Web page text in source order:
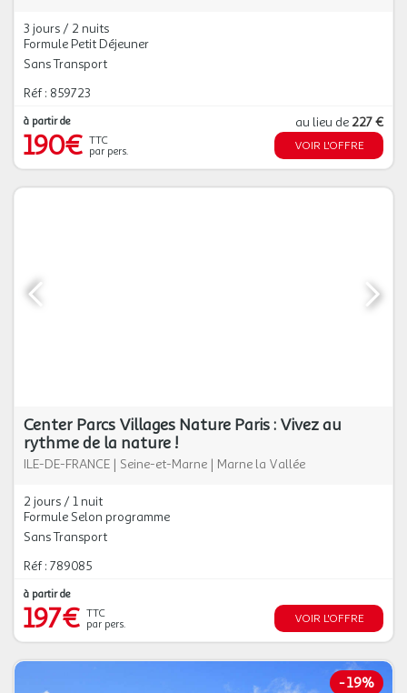
3 jours / 2 nuits
Formule Petit Déjeuner
Sans Transport
Réf : 859723
à partir de
190€ TTC
par pers.
au lieu de 227 €
VOIR L'OFFRE
Center Parcs Villages Nature Paris : Vivez au
rythme de la nature !
ILE-DE-FRANCE | Seine-et-Marne | Marne la Vallée
2 jours / 1 nuit
Formule Selon programme
Sans Transport
Réf : 789085
à partir de
197€ TTC
par pers.
VOIR L'OFFRE
-19%